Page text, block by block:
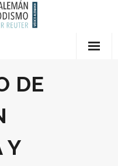
DE
Y